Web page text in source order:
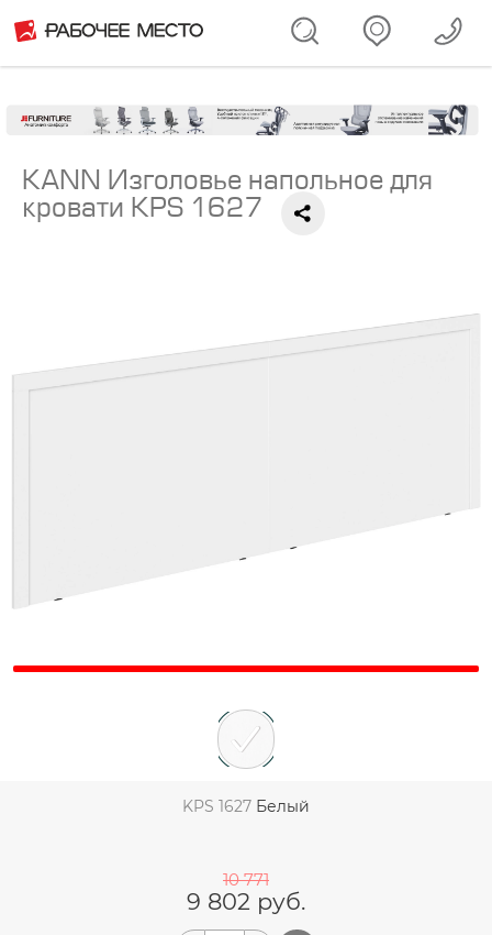
KANN Изголовье напольное для
кровати KPS 1627
KPS 1627 Белый
10 771
9 802 руб.